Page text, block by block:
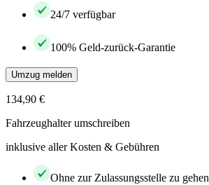
24/7 verfügbar
100% Geld-zurück-Garantie
Umzug melden
134,90 €
Fahrzeughalter umschreiben
inklusive aller Kosten & Gebühren
Ohne zur Zulassungsstelle zu gehen